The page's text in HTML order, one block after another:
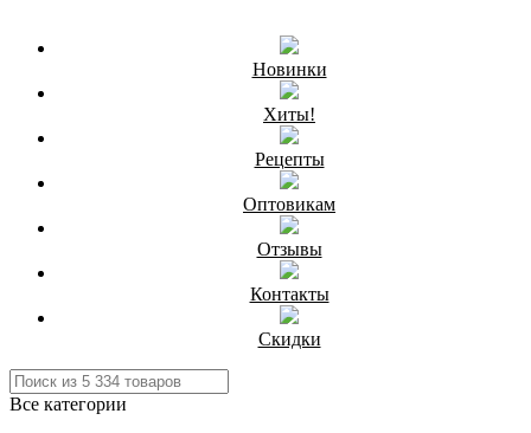
Новинки
Хиты!
Рецепты
Оптовикам
Отзывы
Контакты
Скидки
Все категории